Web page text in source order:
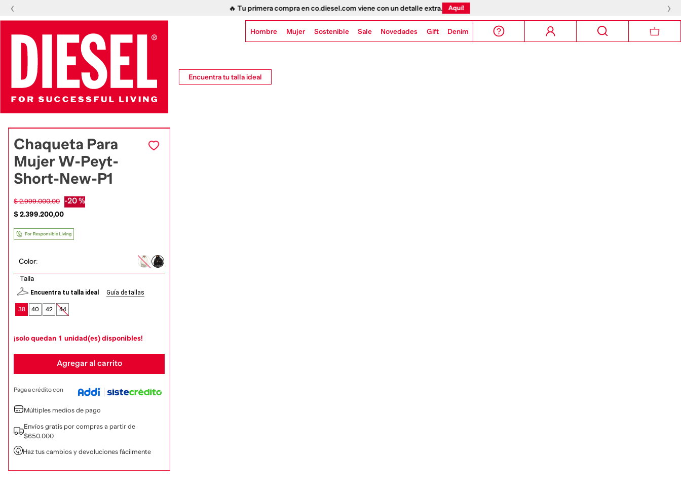
‹ 🔥 Tu primera compra en co.diesel.com viene con un detalle extra. Aquí! ›
Hombre Mujer Sostenible Sale Novedades Gift Denim
Encuentra tu talla ideal
Chaqueta Para
Mujer W-Peyt-
Short-New-P1
$ 2.999.000,00 -20 %
$2.399.200,00
Color:
Talla
Encuentra tu talla ideal Guía de tallas
38 40 42 44
¡solo quedan 1 unidad(es) disponibles!
Agregar al carrito
Paga a crédito con
Múltiples medios de pago
Envíos gratis por compras a partir de
$650.000
Haz tus cambios y devoluciones fácilmente